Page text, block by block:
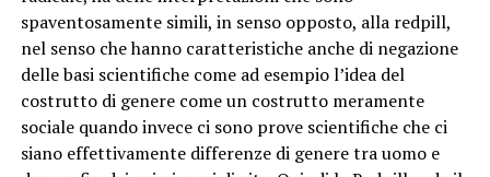
spaventosamente simili, in senso opposto, alla redpill,
nel senso che hanno caratteristiche anche di negazione
delle basi scientifiche come ad esempio l’idea del
costrutto di genere come un costrutto meramente
sociale quando invece ci sono prove scientifiche che ci
siano effettivamente differenze di genere tra uomo e